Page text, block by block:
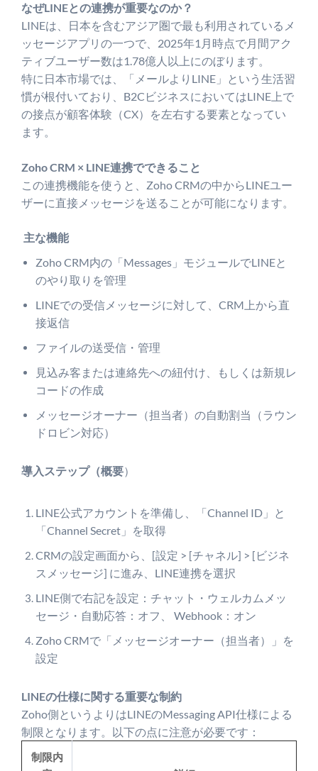
なぜLINEとの連携が重要なのか？
LINEは、日本を含むアジア圏で最も利用されているメ
ッセージアプリの一つで、2025年1月時点で月間アク
ティブユーザー数は1.78億人以上にのぼります。
特に日本市場では、「メールよりLINE」という生活習
慣が根付いており、B2CビジネスにおいてはLINE上で
の接点が顧客体験（CX）を左右する要素となってい
ます。
Zoho CRM × LINE連携でできること
この連携機能を使うと、Zoho CRMの中からLINEユー
ザーに直接メッセージを送ることが可能になります。
主な機能
Zoho CRM内の「Messages」モジュールでLINEと
のやり取りを管理
LINEでの受信メッセージに対して、CRM上から直
接返信
ファイルの送受信・管理
見込み客または連絡先への紐付け、もしくは新規レ
コードの作成
メッセージオーナー（担当者）の自動割当（ラウン
ドロビン対応）
導入ステップ（概要）
LINE公式アカウントを準備し、「Channel ID」と
「Channel Secret」を取得
CRMの設定画面から、[設定 > [チャネル] > [ビジネ
スメッセージ] に進み、LINE連携を選択
LINE側で右記を設定：チャット・ウェルカムメッ
セージ・自動応答：オフ、 Webhook：オン
Zoho CRMで「メッセージオーナー（担当者）」を
設定
LINEの仕様に関する重要な制約
Zoho側というよりはLINEのMessaging API仕様による
制限となります。以下の点に注意が必要です：
制限内